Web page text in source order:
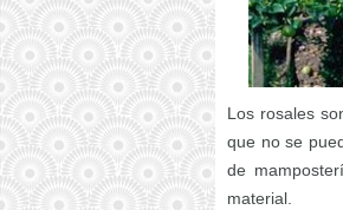
Los rosales
que no se
de
material.